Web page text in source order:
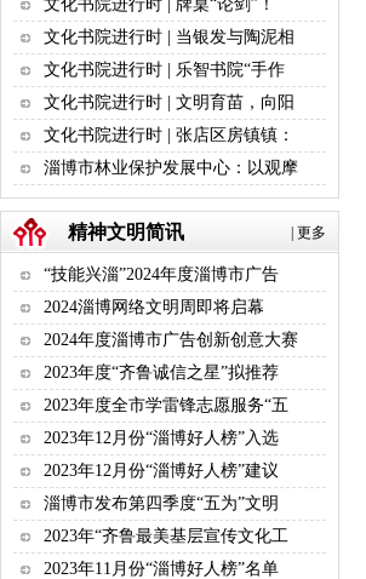
文化书院进行时 | 牌桌“论剑”！
文化书院进行时 | 当银发与陶泥相
文化书院进行时 | 乐智书院“手作
文化书院进行时 | 文明育苗，向阳
文化书院进行时 | 张店区房镇镇：
淄博市林业保护发展中心：以观摩
更多
精神文明简讯
“技能兴淄”2024年度淄博市广告
2024淄博网络文明周即将启幕
2024年度淄博市广告创新创意大赛
2023年度“齐鲁诚信之星”拟推荐
2023年度全市学雷锋志愿服务“五
2023年12月份“淄博好人榜”入选
2023年12月份“淄博好人榜”建议
淄博市发布第四季度“五为”文明
2023年“齐鲁最美基层宣传文化工
2023年11月份“淄博好人榜”名单